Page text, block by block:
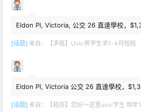
Eldon Pl, Victoria, 公交 26 直達學校，
[话题] 来自： 【求租】Uvic男学生求1-4月短租
Eldon Pl, Victoria 公交 26 直達學校，
[话题] 来自： 【租房】您好～这里uvic学生 明年1月份开始